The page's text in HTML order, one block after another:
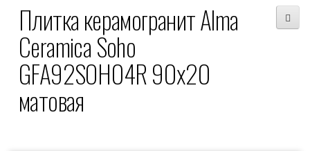
Плитка керамогранит Alma
Ceramica Soho
GFA92SOH04R 90x20
матовая